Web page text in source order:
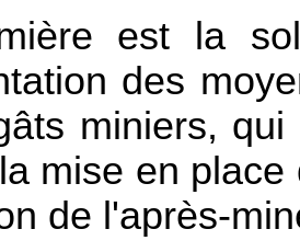
est la
des
miniers,
mise en
de l'après-